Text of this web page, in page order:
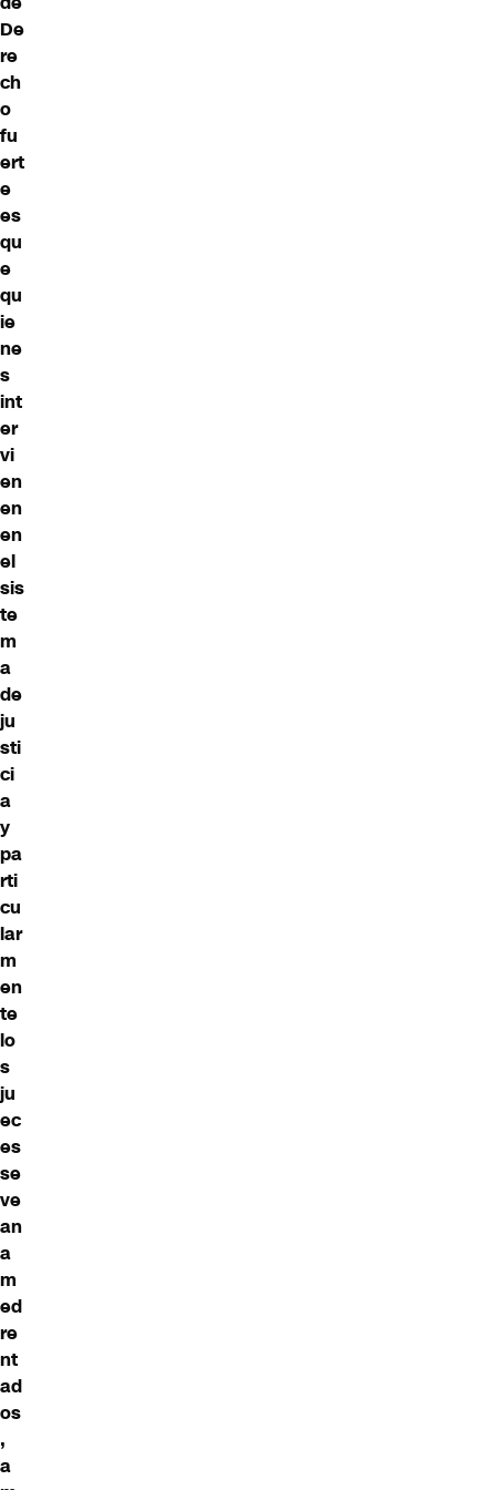
De
re
ch
o
fu
ert
e
es
qu
e
qu
ie
ne
s
int
er
vi
en
en
en
el
sis
te
m
a
de
ju
sti
ci
a
y
pa
rti
cu
lar
m
en
te
lo
s
ju
ec
es
se
ve
an
a
m
ed
re
nt
ad
os
,
a